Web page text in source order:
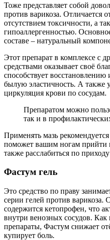
Тоже представляет собой
против варикоза. Отличается
отсутствием токсичности, а
гипоаллергенностью.
составе – натуральный
Этот препарат в комплексе с
средствами оказывает своё
способствует
былую эластичность. А также
циркуляция крови по сосудам.
Препаратом можно
так и в
Применять мазь
поможет вашим ногам прийти
также расслабиться по
Фастум гель
Это средство по праву
серии гелей против варикоза.
содержится кетопрофен, что
внутри венозных сосудов.
препараты, Фастум снижает
купирует боль.